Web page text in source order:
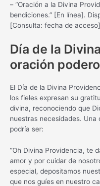
– “Oración a la Divina
bendiciones.” [En línea].
[Consulta: fecha de
Día de la
oración
El Día de la Divina
los fieles expresan su
divina, reconociendo que
nuestras necesidades.
podría ser:
“Oh Divina Providencia, te
amor y por cuidar de
especial, depositamos
que nos guíes en nuestro